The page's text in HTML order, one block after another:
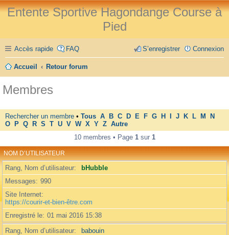
Entente Sportive Hagondange Course à
Pied
Accès rapide FAQ Connexion
S’enregistrer
Accueil Retour forum
Membres
Rechercher un membre • Tous A B C D E F G H J K L M
N
O
P Q R S T U V W X Y Z Autre
10 membres • Page 1sur 1
NOM D’UTILISATEUR
Rang, Nom d’utilisateur
bHubble
Messages
990
Site Internet
https://courir-et-bien-être.com
Enregistré le 01 mai 2016 15:38
Rang, Nom d’utilisateur
babouin